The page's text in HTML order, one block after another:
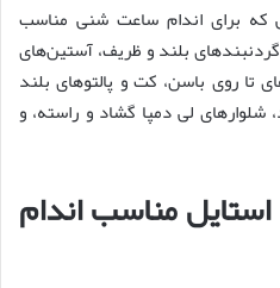
که برای اندام ساعت شنی مناسب
بلند و ظریف، آستین‌های
تا روی باسن، کت و پالتوهای بلند
شلوارهای لی دمپا گشاد و راسته، و
مناسب اندام